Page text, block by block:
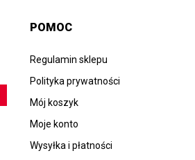
POMOC
Regulamin sklepu
Polityka prywatności
Mój koszyk
Moje konto
Wysyłka i płatności